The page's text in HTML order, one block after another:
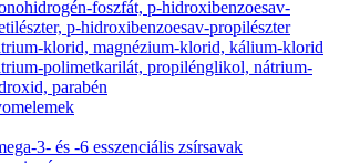
foszfát, p-hidroxibenzoesav-
p-hidroxibenzoesav-propilészter
klorid, magnézium-klorid, kálium-klorid
polimetkarilát, propilénglikol, nátrium-
parabén
3- és -6 esszenciális zsírsavak